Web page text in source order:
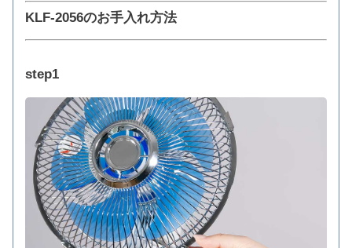
KLF-2056のお手入れ方法
step1